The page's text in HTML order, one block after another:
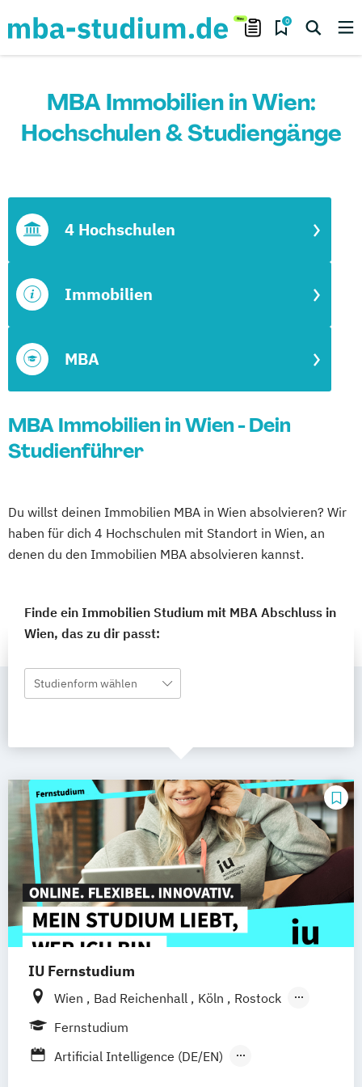
0
MBA Immobilien in Wien:
Hochschulen & Studiengänge
MBA
Immobilien
4 Hochschulen
MBA Immobilien in Wien - Dein
Studienführer
Du willst deinen Immobilien MBA in Wien absolvieren? Wir
haben für dich 4 Hochschulen mit Standort in Wien, an
denen du den Immobilien MBA absolvieren kannst.
Finde ein Immobilien Studium mit MBA Abschluss in
Wien, das zu dir passt:
Studienform wählen
IU Fernstudium
Wien Bad Reichenhall Köln
Rostock
Freiburg
Bielefeld Deggendorf Karlsruhe
Fernstudium
Artificial Intelligence (DE/EN)